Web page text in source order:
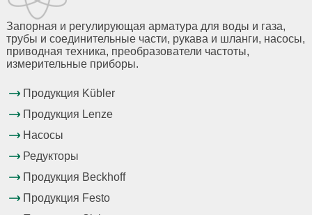
Запорная и регулирующая арматура для воды и газа,
трубы и соединительные части, рукава и шланги, насосы,
приводная техника, преобразователи частоты,
измерительные приборы.
Продукция Kübler
Продукция Lenze
Насосы
Редукторы
Продукция Beckhoff
Продукция Festo